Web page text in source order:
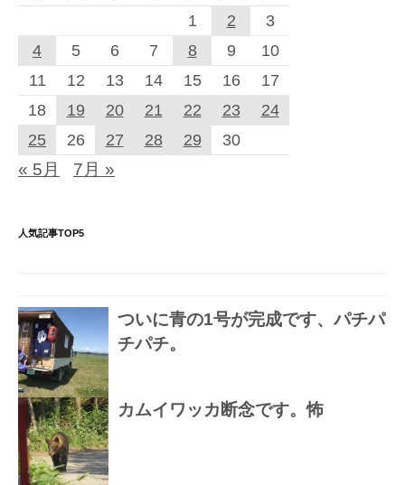
1
2
3
4
5 6 7 8 9
10
11
12 13 14 15 16
17
18
19 20 21 22 23
24
25
26 27 28 29 30
« 5月 7月 »
人気記事TOP5
ついに青の1号が完成です、パチパ
チパチ。
カムイワッカ断念です。怖